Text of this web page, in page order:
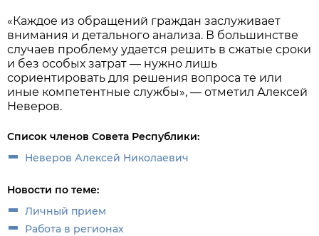
«Каждое из обращений граждан заслуживает
внимания и детального анализа. В большинстве
случаев проблему удается решить в сжатые сроки
и без особых затрат — нужно лишь
сориентировать для решения вопроса те или
иные компетентные службы», — отметил Алексей
Неверов.
Список членов Совета Республики:
Неверов Алексей Николаевич
Новости по теме:
Личный прием
Работа в регионах